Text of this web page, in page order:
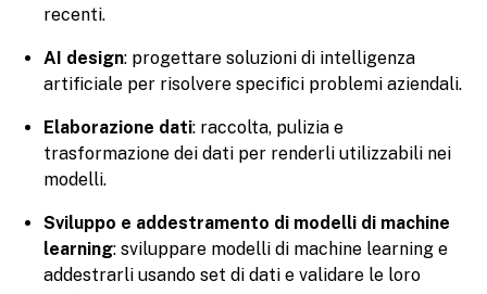
recenti.
AI design: progettare soluzioni di intelligenza
artificiale per risolvere specifici problemi aziendali.
Elaborazione dati: raccolta, pulizia e
trasformazione dei dati per renderli utilizzabili nei
modelli.
Sviluppo e addestramento di modelli di machine
learning: sviluppare modelli di machine learning e
addestrarli usando set di dati e validare le loro